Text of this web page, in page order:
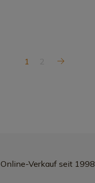
1 2
Online-Verkauf seit 1998